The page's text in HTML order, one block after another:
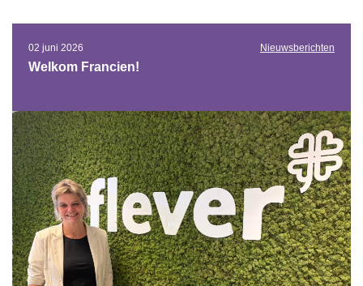
02 juni 2026 Nieuwsberichten
Welkom Francien!